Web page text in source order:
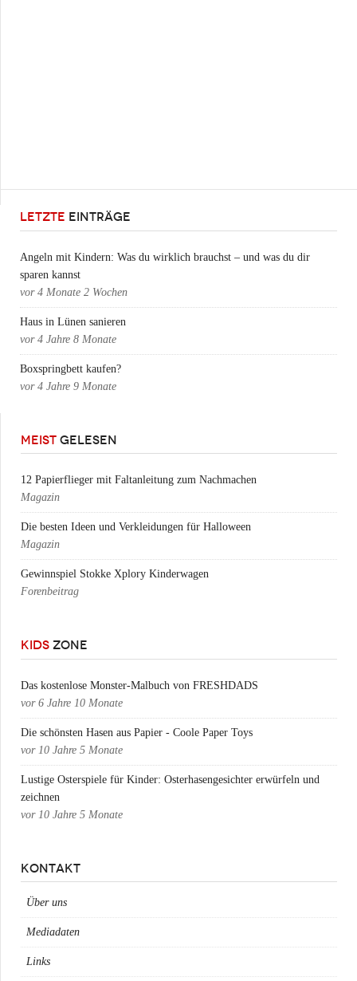
LETZTE EINTRÄGE
Angeln mit Kindern: Was du wirklich brauchst – und was du dir
sparen kannst
vor 4 Monate 2 Wochen
Haus in Lünen sanieren
vor 4 Jahre 8 Monate
Boxspringbett kaufen?
vor 4 Jahre 9 Monate
MEIST GELESEN
12 Papierflieger mit Faltanleitung zum Nachmachen
Magazin
Die besten Ideen und Verkleidungen für Halloween
Magazin
Gewinnspiel Stokke Xplory Kinderwagen
Forenbeitrag
KIDS ZONE
Das kostenlose Monster-Malbuch von FRESHDADS
vor 6 Jahre 10 Monate
Die schönsten Hasen aus Papier - Coole Paper Toys
vor 10 Jahre 5 Monate
Lustige Osterspiele für Kinder: Osterhasengesichter erwürfeln und
zeichnen
vor 10 Jahre 5 Monate
KONTAKT
Über uns
Mediadaten
Links